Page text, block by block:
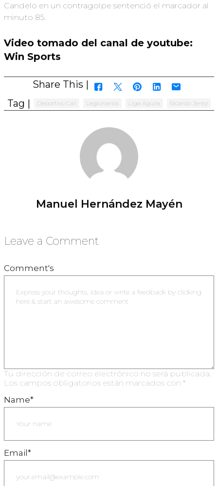
Candelo en un contragolpe sentenció el marcador al
minuto 85.
Video tomado del canal de youtube:
Win Sports
Share This |
Tag |
Deportivo Cali Legionarios Liga Águila Ricardo Jerez
Manuel Hernández Mayén
Leave a Comment
Tu dirección de correo electrónico no será publicada.
Los campos obligatorios están marcados con *
Comment's
Name*
Email *